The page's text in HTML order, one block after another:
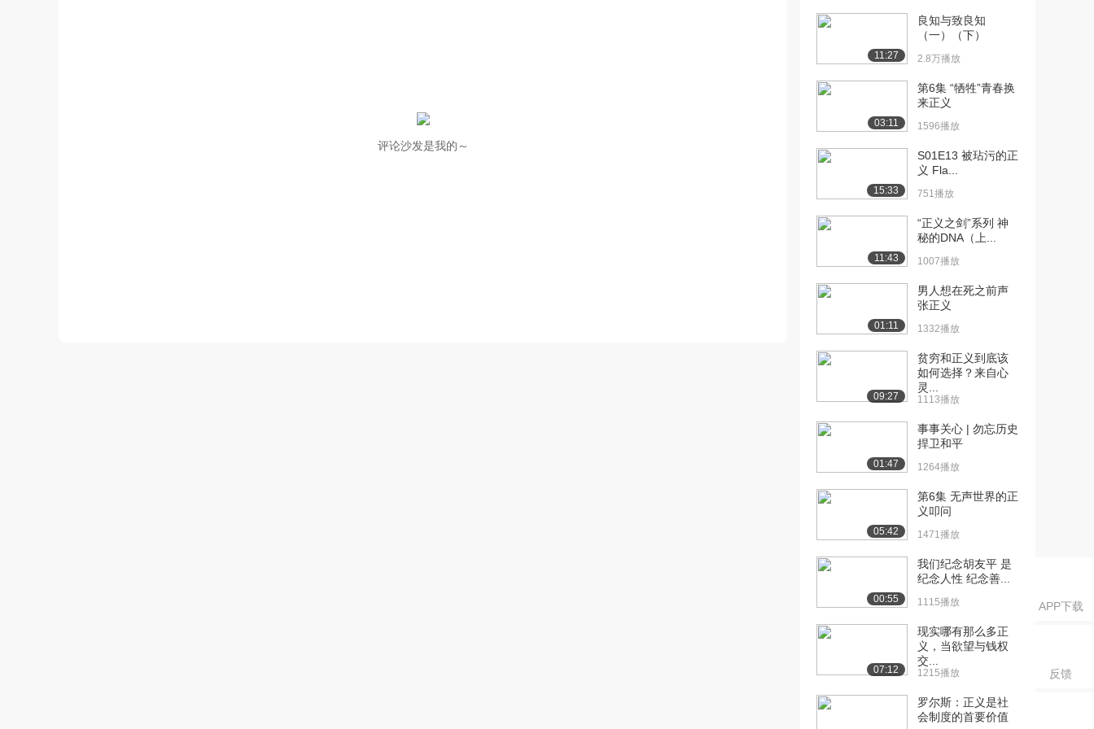
APP下载
反馈
评论沙发是我的～
11:27
良知与致良知
（一）（下）
2.8万播放
03:11
第6集 “牺牲”青春换
来正义
1596播放
15:33
S01E13 被玷污的正
义 Fla...
751播放
11:43
“正义之剑”系列 神
秘的DNA（上...
1007播放
01:11
男人想在死之前声
张正义
1332播放
09:27
贫穷和正义到底该
如何选择？来自心
灵...
1113播放
01:47
事事关心 | 勿忘历史
捍卫和平
1264播放
05:42
第6集 无声世界的正
义叩问
1471播放
00:55
我们纪念胡友平 是
纪念人性 纪念善...
1115播放
07:12
现实哪有那么多正
义，当欲望与钱权
交...
1215播放
罗尔斯：正义是社
会制度的首要价值